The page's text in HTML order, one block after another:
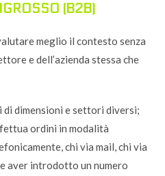
(B2B)
meglio il contesto senza
e dell’azienda stessa che
di dimensioni e settori diversi;
ordini in modalità
chi via mail, chi via
aver introdotto un numero